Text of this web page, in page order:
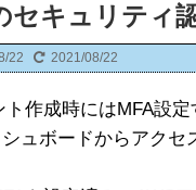
セキュリティ
22 2021/08/22
ト作成時にはMFA設定
ュボードからアクセ